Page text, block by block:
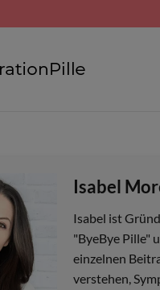
Isabel
Isabel ist
"ByeBye Pille"
einzelnen
verstehen,